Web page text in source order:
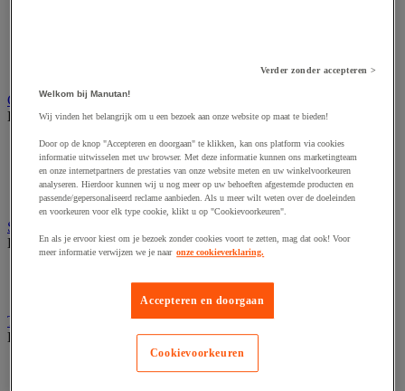
Gevelvlaggen
Bekijk de hele productgroep
Officiële vlag
Reclame vlag
Vlaggenmast
Windzak
Stedelijke overkapping
Bekijk de hele productgroep
Tuin- en parkmachines
Bekijk de hele productgroep
Bloembak en moestuin
Verder zonder accepteren >
Welkom bij Manutan!
Wij vinden het belangrijk om u een bezoek aan onze website op maat te bieden!
Door op de knop "Accepteren en doorgaan" te klikken, kan ons platform via cookies
informatie uitwisselen met uw browser. Met deze informatie kunnen ons marketingteam
en onze internetpartners de prestaties van onze website meten en uw winkelvoorkeuren
analyseren. Hierdoor kunnen wij u nog meer op uw behoeften afgestemde producten en
passende/gepersonaliseerd reclame aanbieden. Als u meer wilt weten over de doeleinden
en voorkeuren voor elk type cookie, klikt u op "Cookievoorkeuren".
En als je ervoor kiest om je bezoek zonder cookies voort te zetten, mag dat ook! Voor
meer informatie verwijzen we je naar onze cookieverklaring.
Accepteren en doorgaan
Cookievoorkeuren